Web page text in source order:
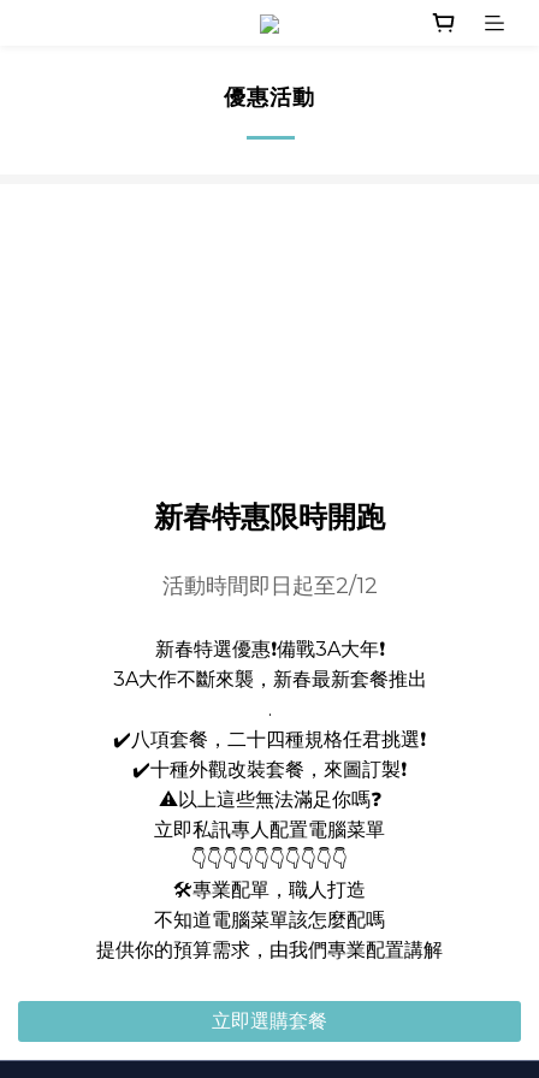
優惠活動
新春特惠限時開跑
活動時間即日起至2/12
新春特選優惠❗備戰3A大年❗
3A大作不斷來襲，新春最新套餐推出
.
✔️八項套餐，二十四種規格任君挑選❗
✔️十種外觀改裝套餐，來圖訂製❗
⚠️以上這些無法滿足你嗎❓
立即私訊專人配置電腦菜單
👇👇👇👇👇👇👇👇👇👇
🛠️專業配單，職人打造
不知道電腦菜單該怎麼配嗎
提供你的預算需求，由我們專業配置講解
立即選購套餐